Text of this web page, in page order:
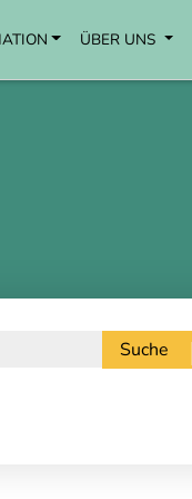
ÜBER UNS
Suche